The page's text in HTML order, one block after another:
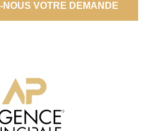
VOTRE DEMANDE